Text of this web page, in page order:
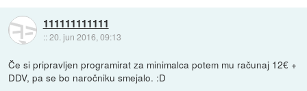
111111111111
::20. jun 2016, 09:13
Če si pripravljen programirat za minimalca potem mu računaj 12€ +
DDV, pa se bo naročniku smejalo. :D